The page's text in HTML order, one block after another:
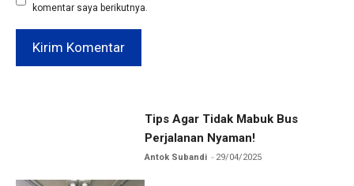
komentar saya berikutnya.
Tips Agar Tidak Mabuk Bus
Perjalanan Nyaman!
Antok Subandi 29/04/2025